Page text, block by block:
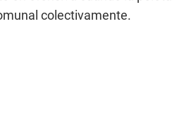
colectivamente.